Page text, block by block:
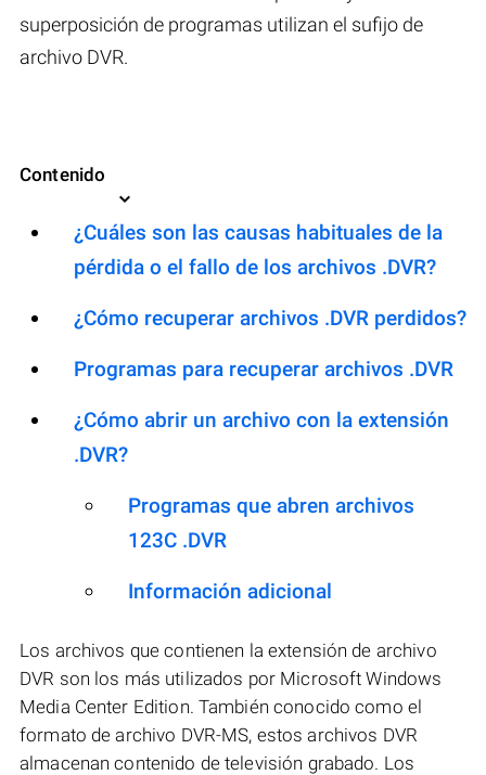
superposición de programas utilizan el sufijo de
archivo DVR.
Contenido
¿Cuáles son las causas habituales de la
pérdida o el fallo de los archivos .DVR?
¿Cómo recuperar archivos .DVR perdidos?
Programas para recuperar archivos .DVR
¿Cómo abrir un archivo con la extensión
.DVR?
Programas que abren archivos
123C .DVR
Información adicional
Los archivos que contienen la extensión de archivo
DVR son los más utilizados por Microsoft Windows
Media Center Edition. También conocido como el
formato de archivo DVR-MS, estos archivos DVR
almacenan contenido de televisión grabado. Los